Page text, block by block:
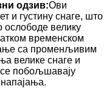
одзив:Ови
и густину снаге, што
ослободе велику
временском
са променљивим
велике снаге и
побољшавају